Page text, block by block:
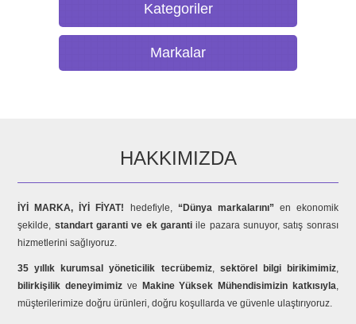
Kategoriler
Markalar
HAKKIMIZDA
İYİ MARKA, İYİ FİYAT! hedefiyle, “Dünya markalarını” en ekonomik
şekilde, standart garanti ve ek garanti ile pazara sunuyor, satış sonrası
hizmetlerini sağlıyoruz.
35 yıllık kurumsal yöneticilik tecrübemiz, sektörel bilgi birikimimiz,
bilirkişilik deneyimimiz ve Makine Yüksek Mühendisimizin katkısıyla,
müşterilerimize doğru ürünleri, doğru koşullarda ve güvenle ulaştırıyoruz.